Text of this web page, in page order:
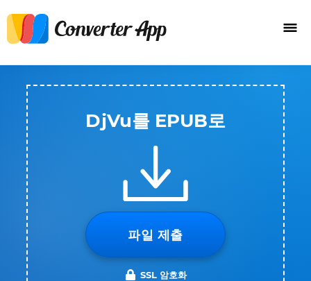
DjVu를 EPUB로
파일 제출
SSL 암호화